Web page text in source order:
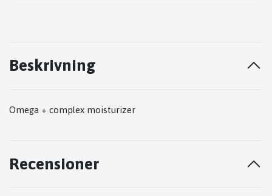
Beskrivning
Omega + complex moisturizer
Recensioner